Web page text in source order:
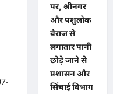
पर, श्रीनगर
और पशुलोक
बैराज से
लगातार पानी
छोड़े जाने से
प्रशासन और
सिंचाई विभाग